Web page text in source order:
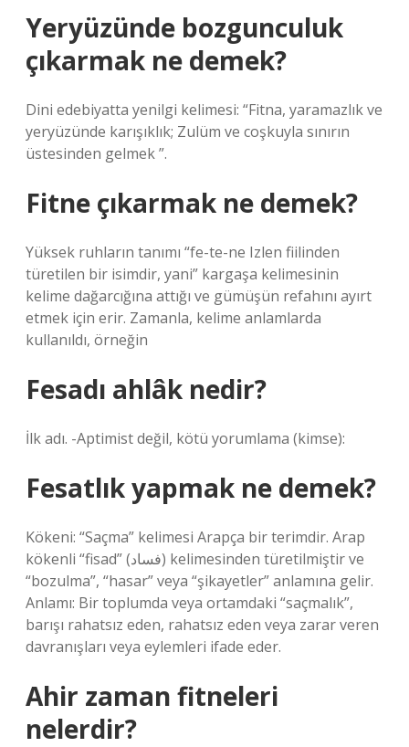
Yeryüzünde bozgunculuk
çıkarmak ne demek?
Dini edebiyatta yenilgi kelimesi: “Fitna, yaramazlık ve
yeryüzünde karışıklık; Zulüm ve coşkuyla sınırın
üstesinden gelmek ”.
Fitne çıkarmak ne demek?
Yüksek ruhların tanımı “fe-te-ne Izlen fiilinden
türetilen bir isimdir, yani” kargaşa kelimesinin
kelime dağarcığına attığı ve gümüşün refahını ayırt
etmek için erir. Zamanla, kelime anlamlarda
kullanıldı, örneğin
Fesadı ahlâk nedir?
İlk adı. -Aptimist değil, kötü yorumlama (kimse):
Fesatlık yapmak ne demek?
Kökeni: “Saçma” kelimesi Arapça bir terimdir. Arap
kökenli “fisad” (فساد) kelimesinden türetilmiştir ve
“bozulma”, “hasar” veya “şikayetler” anlamına gelir.
Anlamı: Bir toplumda veya ortamdaki “saçmalık”,
barışı rahatsız eden, rahatsız eden veya zarar veren
davranışları veya eylemleri ifade eder.
Ahir zaman fitneleri
nelerdir?